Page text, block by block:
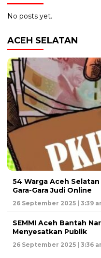
No posts yet.
ACEH SELATAN
54 Warga Aceh
Gara-Gara Judi Online
26 September 2025 | 3:39
SEMMI Aceh Bantah
Menyesatkan Publik
26 September 2025 | 3:36